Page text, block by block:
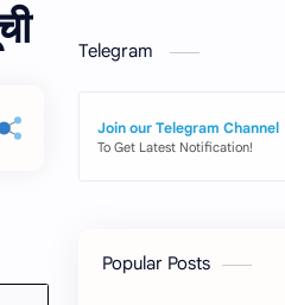
Telegram
Join our Telegram Channel
To Get Latest Notification!
Popular Posts